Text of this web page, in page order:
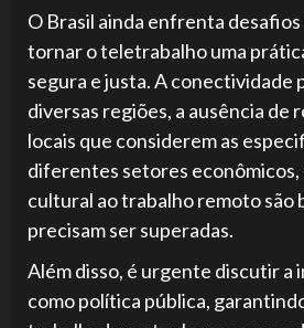
O Brasil ainda enfrenta
tornar o teletrabalho uma
segura e justa. A conectividade
diversas regiões, a ausência de
locais que considerem as
diferentes setores econômicos,
cultural ao trabalho remoto são
precisam ser superadas.
Além disso, é urgente discutir a
como política pública,